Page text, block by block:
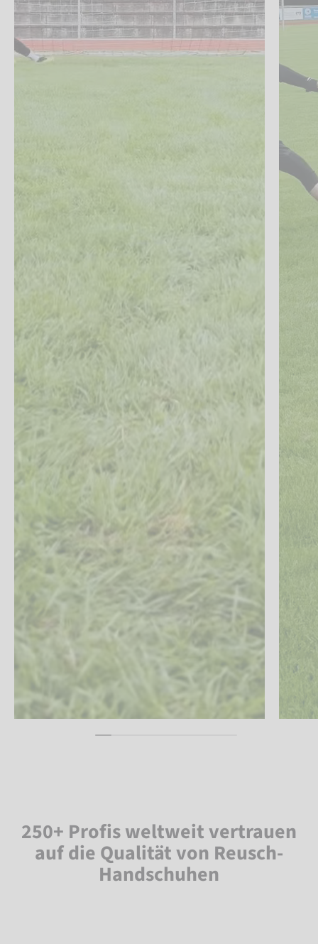
250+ Profis weltweit vertrauen
auf die Qualität von Reusch-
Handschuhen